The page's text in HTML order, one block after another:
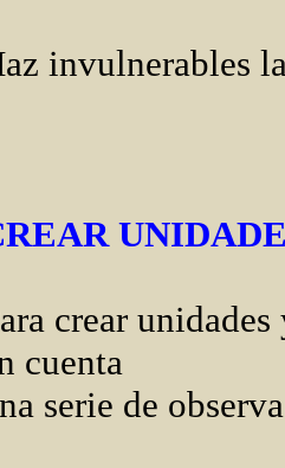
invulnerables
crear
cuenta
serie de